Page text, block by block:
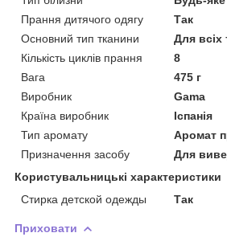
Прання дитячого одягу
Так
Основний тип тканини
Для всіх
Кількість циклів прання
8
Вага
475 г
Виробник
Gama
Країна виробник
Іспанія
Тип аромату
Аромат
Призначення засобу
Для
Користувальницькі характеристики
Стирка детской одежды
Так
Приховати